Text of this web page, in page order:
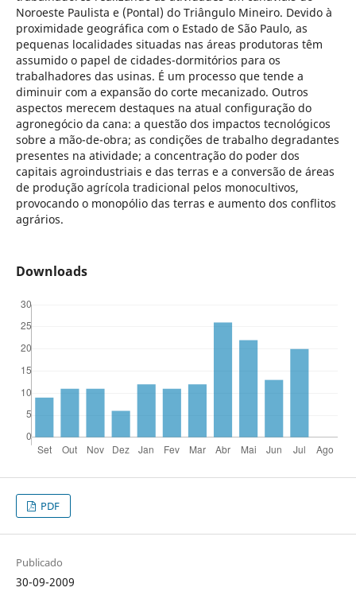
Noroeste Paulista e (Pontal) do Triângulo Mineiro. Devido à
proximidade geográfica com o Estado de São Paulo, as
pequenas localidades situadas nas áreas produtoras têm
assumido o papel de cidades-dormitórios para os
trabalhadores das usinas. É um processo que tende a
diminuir com a expansão do corte mecanizado. Outros
aspectos merecem destaques na atual configuração do
agronegócio da cana: a questão dos impactos tecnológicos
sobre a mão-de-obra; as condições de trabalho degradantes
presentes na atividade; a concentração do poder dos
capitais agroindustriais e das terras e a conversão de áreas
de produção agrícola tradicional pelos monocultivos,
provocando o monopólio das terras e aumento dos conflitos
agrários.
Downloads
PDF
Publicado
30-09-2009